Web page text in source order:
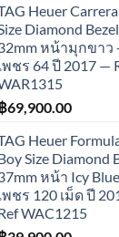
Heuer
Diamond Bezel
หน้ามุกขาว
พชร 64 ปี 2017 —
69,900.00
Heuer
Size Diamond
หน้า Icy
พชร 120 เม็ด ปี
WAC1215